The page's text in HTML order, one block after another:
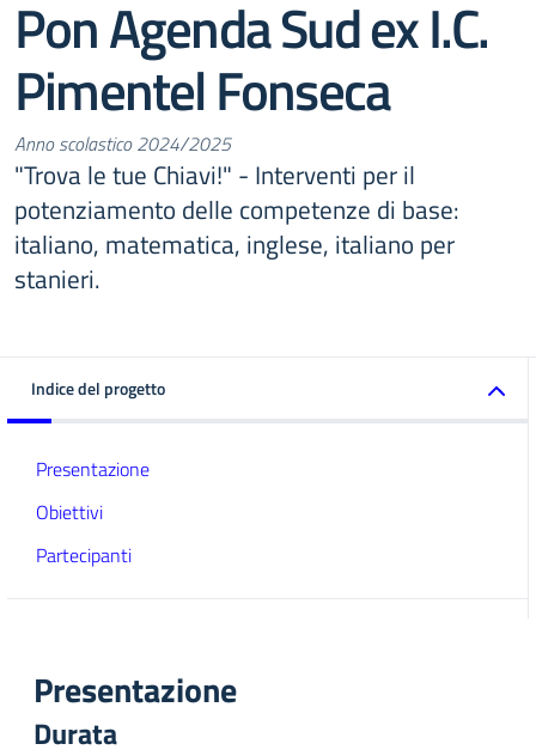
Pon Agenda Sud ex I.C.
Pimentel Fonseca
Anno scolastico 2024/2025
"Trova le tue Chiavi!" - Interventi per il
potenziamento delle competenze di base:
italiano, matematica, inglese, italiano per
stanieri.
Indice del progetto
Presentazione
Obiettivi
Partecipanti
Presentazione
Durata